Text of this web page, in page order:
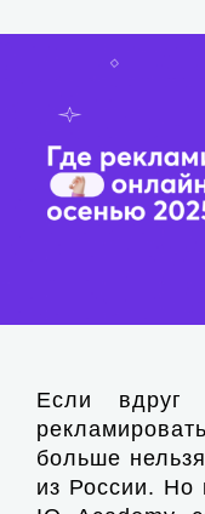
Если
больше
из России. Но